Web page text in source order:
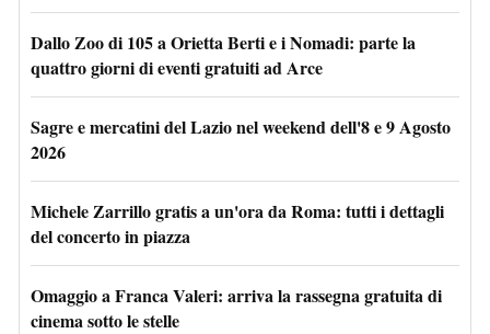
Dallo Zoo di 105 a Orietta Berti e i Nomadi: parte la
quattro giorni di eventi gratuiti ad Arce
Sagre e mercatini del Lazio nel weekend dell'8 e 9 Agosto
2026
Michele Zarrillo gratis a un'ora da Roma: tutti i dettagli
del concerto in piazza
Omaggio a Franca Valeri: arriva la rassegna gratuita di
cinema sotto le stelle